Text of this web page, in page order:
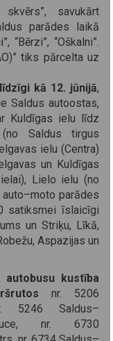
savukārt
parādes laikā
“Bērzi”, “Oškalni”.
tiks pārcelta uz
kā 12. jūnijā,
Saldus autoostas,
Kuldīgas ielu līdz
Saldus tirgus
ielu (Centra)
un Kuldīgas
Lielo ielu (no
parādes
satiksmei īslaicīgi
un Striķu, Līkā,
Aspazijas un
kustība
nr. 5206
5246 Saldus–
nr. 6730